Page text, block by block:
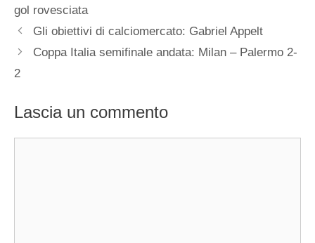
gol rovesciata
Gli obiettivi di calciomercato: Gabriel Appelt
Coppa Italia semifinale andata: Milan – Palermo 2-
2
Lascia un commento